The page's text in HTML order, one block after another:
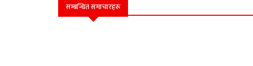
सम्बन्धित समाचारहरू